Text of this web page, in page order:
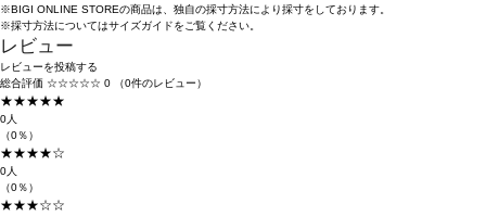
※BIGI ONLINE STOREの商品は、独自の採寸方法により採寸をしております。
※採寸方法についてはサイズガイドをご覧ください。
レビュー
レビューを投稿する
総合評価 ☆☆☆☆☆ 0 （0件のレビュー）
★★★★★
0人
（0％）
★★★★☆
0人
（0％）
★★★☆☆